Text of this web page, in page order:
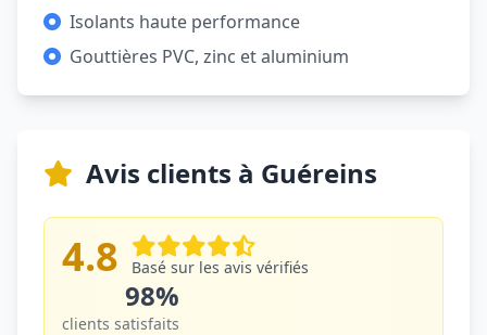
Isolants haute performance
Gouttières PVC, zinc et aluminium
Avis clients à Guéreins
4.8 Basé sur les avis vérifiés
98%
clients satisfaits